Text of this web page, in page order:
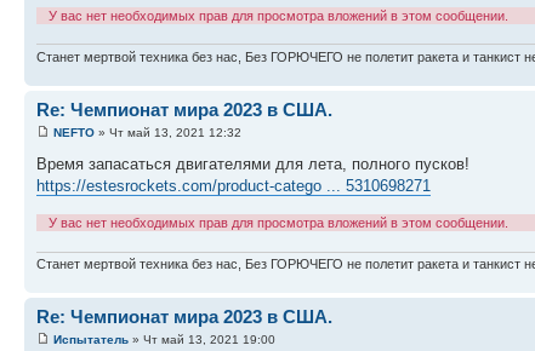
У вас нет необходимых прав для просмотра вложений в этом сообщении.
Станет мертвой техника без нас, Без ГОРЮЧЕГО не полетит ракета и танкист
Re: Чемпионат мира 2023 в США.
NEFTO » Чт май 13, 2021 12:32
Время запасаться двигателями для лета, полного пусков!
https://estesrockets.com/product-catego ... 5310698271
У вас нет необходимых прав для просмотра вложений в этом сообщении.
Станет мертвой техника без нас, Без ГОРЮЧЕГО не полетит ракета и танкист
Re: Чемпионат мира 2023 в США.
Испытатель » Чт май 13, 2021 19:00